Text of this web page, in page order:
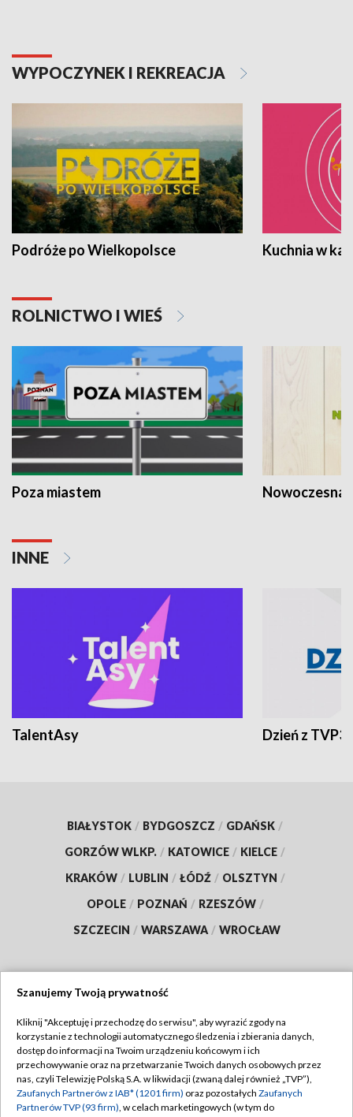
WYPOCZYNEK I REKREACJA
Podróże po Wielkopolsce Kuchnia w
ROLNICTWO I WIEŚ
Poza miastem Nowoczesna
INNE
TalentAsy Dzień z TVP3
BIAŁYSTOK / BYDGOSZCZ / GDAŃSK /
GORZÓW WLKP. / KATOWICE / KIELCE /
KRAKÓW / LUBLIN / ŁÓDŹ / OLSZTYN /
OPOLE / POZNAŃ / RZESZÓW /
SZCZECIN / WARSZAWA / WROCŁAW
TVP
Abonament TVP
Emisja w TVP
Regulamin TVP
Polityka prywatności
Szanujemy Twoją prywatność
Kliknij "Akceptuję i przechodzę do serwisu", aby wyrazić zgody na
korzystanie z technologii automatycznego śledzenia i zbierania danych,
dostęp do informacji na Twoim urządzeniu końcowym i ich
przechowywanie oraz na przetwarzanie Twoich danych osobowych przez
nas, czyli Telewizję Polską S.A. w likwidacji (zwaną dalej również „TVP”),
Zaufanych Partnerów z IAB* (1201 firm) oraz pozostałych Zaufanych
Partnerów TVP (93 firm), w celach marketingowych (w tym do